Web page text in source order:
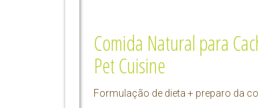
Comida Natural para
Pet Cuisine
Formulação de dieta + preparo da